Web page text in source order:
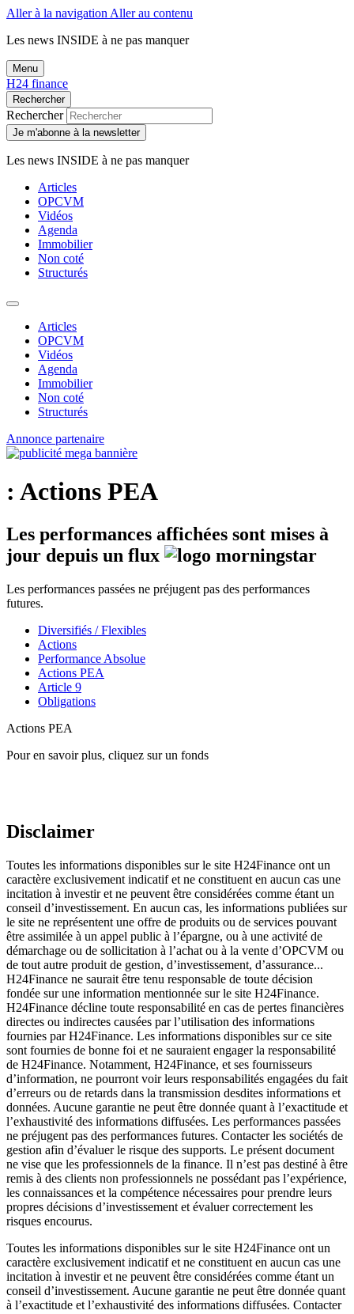
Aller à la navigation Aller au contenu
Les news INSIDE à ne pas manquer
Menu
H24 finance
Rechercher
Rechercher
Je m'abonne à la newsletter
Les news INSIDE à ne pas manquer
Articles
OPCVM
Vidéos
Agenda
Immobilier
Non coté
Structurés
Articles
OPCVM
Vidéos
Agenda
Immobilier
Non coté
Structurés
Annonce partenaire
: Actions PEA
Les performances affichées sont mises à
jour depuis un flux
Les performances passées ne préjugent pas des performances
futures.
Diversifiés / Flexibles
Actions
Performance Absolue
Actions PEA
Article 9
Obligations
Actions PEA
Pour en savoir plus, cliquez sur un fonds
Disclaimer
Toutes les informations disponibles sur le site H24Finance ont un
caractère exclusivement indicatif et ne constituent en aucun cas une
incitation à investir et ne peuvent être considérées comme étant un
conseil d’investissement. En aucun cas, les informations publiées sur
le site ne représentent une offre de produits ou de services pouvant
être assimilée à un appel public à l’épargne, ou à une activité de
démarchage ou de sollicitation à l’achat ou à la vente d’OPCVM ou
de tout autre produit de gestion, d’investissement, d’assurance...
H24Finance ne saurait être tenu responsable de toute décision
fondée sur une information mentionnée sur le site H24Finance.
H24Finance décline toute responsabilité en cas de pertes financières
directes ou indirectes causées par l’utilisation des informations
fournies par H24Finance. Les informations disponibles sur ce site
sont fournies de bonne foi et ne sauraient engager la responsabilité
de H24Finance. Notamment, H24Finance, et ses fournisseurs
d’information, ne pourront voir leurs responsabilités engagées du fait
d’erreurs ou de retards dans la transmission desdites informations et
données. Aucune garantie ne peut être donnée quant à l’exactitude et
l’exhaustivité des informations diffusées. Les performances passées
ne préjugent pas des performances futures. Contacter les sociétés de
gestion afin d’évaluer le risque des supports. Le présent document
ne vise que les professionnels de la finance. Il n’est pas destiné à être
remis à des clients non professionnels ne possédant pas l’expérience,
les connaissances et la compétence nécessaires pour prendre leurs
propres décisions d’investissement et évaluer correctement les
risques encourus.
Toutes les informations disponibles sur le site H24Finance ont un
caractère exclusivement indicatif et ne constituent en aucun cas une
incitation à investir et ne peuvent être considérées comme étant un
conseil d’investissement. Aucune garantie ne peut être donnée quant
à l’exactitude et l’exhaustivité des informations diffusées. Contacter